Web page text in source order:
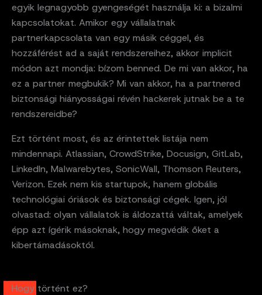
egyik legnagyobb gyengeségét használja ki: a bizalmi
kapcsolatokat. Amikor egy vállalatnak
partnerkapcsolata van egy másik céggel, és
hozzáférést ad a saját rendszereihez, akkor implicit
módon azt mondja: bízom benned. De mi van akkor, ha
ez a partner megbukik? Mi van akkor, ha a partnered
biztonsági hiányosságai révén hackerek jutnak be a te
rendszereidbe?
Ezt történt most, és az érintettek listája nem
mindennapi. Atlassian, CrowdStrike, Docusign, GitLab,
LinkedIn, Malwarebytes, SonicWall, Thomson Reuters,
Verizon. Ezek nem kis startupok, hanem globális
technológiai óriások és biztonsági cégek. Igen, jól
olvastad: olyan vállalatok is áldozattá váltak, amelyek
épp azt ígérik másoknak, hogy megvédik őket a
kibertámadásoktól.
Hogy történt ez?